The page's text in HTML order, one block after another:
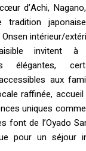
d’Achi,
tradition
intérieur/
invitent à
élégantes,
aux
raffinée,
uniques
font de l’Oyado
pour un séjour